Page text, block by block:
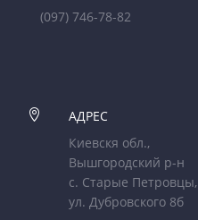
(097) 746-78-82

АДРЕС
Киевскя обл.,
Вышгородский р-н
с. Старые Петровцы,
ул. Дубровского 8б